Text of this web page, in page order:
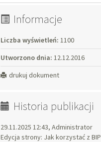
Informacje
Liczba wyświetleń: 1100
Utworzono dnia: 12.12.2016
drukuj dokument
Historia publikacji
29.11.2025 12:43, Administrator
Edycja strony: Jak korzystać z BIP